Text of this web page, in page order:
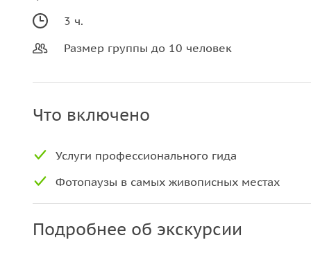
3 ч.
Размер группы до 10 человек
Что включено
Услуги профессионального гида
Фотопаузы в самых живописных местах
Подробнее об экскурсии